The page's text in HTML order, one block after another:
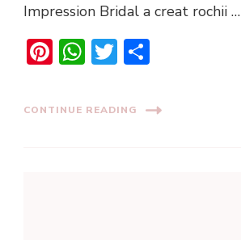
Impression Bridal a creat rochii …
Pinterest
WhatsApp
Twitter
CONTINUE READING